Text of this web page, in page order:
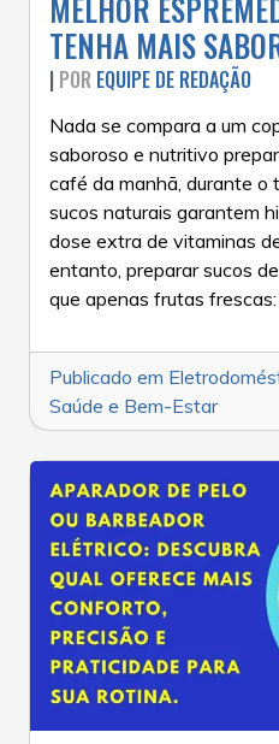
MELHOR
TENHA MAIS
| POR EQUIPE DE REDAÇÃO
Nada se compara a um
saboroso e nutritivo
café da manhã, durante o
sucos naturais garantem
dose extra de vitaminas
entanto, preparar sucos
que apenas frutas
Publicado em
Saúde e Bem-Estar